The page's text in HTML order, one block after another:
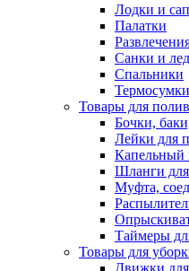
Лодки и
Палатки
Санки и
Спальники
Термосумки
Товары для
Бочки,
Лейки для
Капельный
Шланги
Муфта,
Таймеры
Товары для
Движки для